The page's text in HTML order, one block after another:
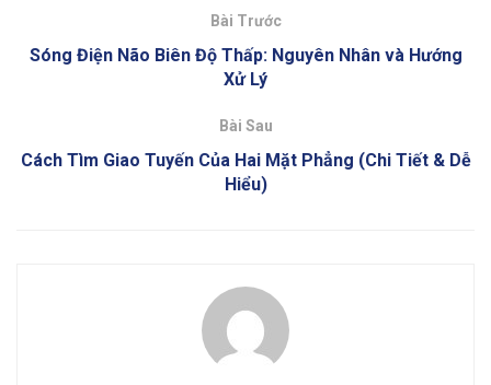
Bài Trước
Sóng Điện Não Biên Độ Thấp: Nguyên Nhân và Hướng
Xử Lý
Bài Sau
Cách Tìm Giao Tuyến Của Hai Mặt Phẳng (Chi Tiết & Dễ
Hiểu)